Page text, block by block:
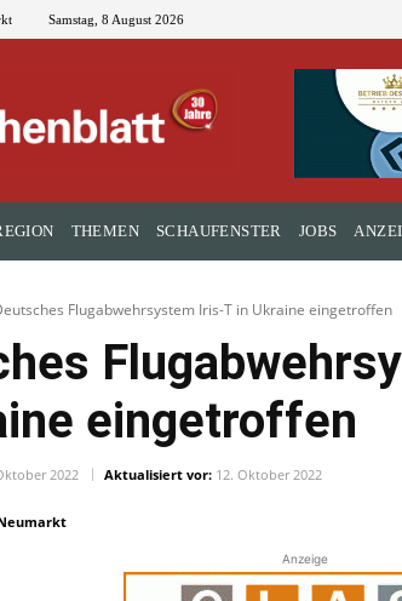
Samstag, 8 August 2026
THEMEN SCHAUFENSTER JOBS
Flugabwehrsystem Iris-T in Ukraine eingetroffen
eingetroffen
2022 Aktualisiert vor: 12. Oktober 2022
Anzeige